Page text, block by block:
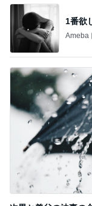
1番欲
Ameba